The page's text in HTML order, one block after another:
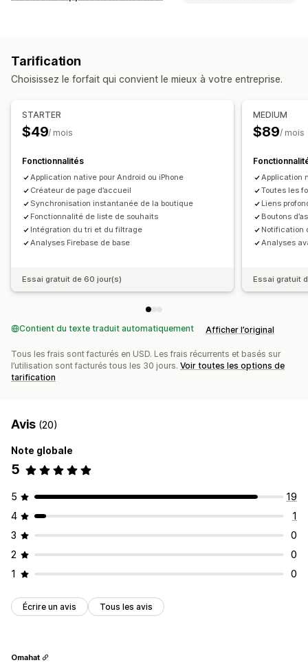
Connexion Page du panier
Éditeur avec fonction de glisser-déposer
Collections
Prévisualisation en temps réel
Synchronisation en temps réel
Notifications push
Panier abandonné Notifications automatiques
De retour en stock Géolocalisation
Personnalisation
Promotions Supports enrichis
Notifications personnalisées
Tarification
Choisissez le forfait qui convient le mieux à votre entreprise.
STARTER
$49/ mois
Fonctionnalités
Application native pour Android ou iPhone
Créateur de page d’accueil
Synchronisation instantanée de la boutique
Fonctionnalité de liste de souhaits
Intégration du tri et du filtrage
Analyses Firebase de base
Essai gratuit de 60 jour(s)
MEDIUM
$89/ mois
Application
Toutes les
Liens
Boutons
Notification
Analyses
Essai gratuit
Contient du texte traduit automatiquement Afficher l’original
Tous les frais sont facturés en USD. Les frais récurrents et basés sur
l’utilisation sont facturés tous les 30 jours. Voir toutes les options de
tarification
Avis (20)
Note globale
5
5
19
4
1
3
0
2
0
1
0
Écrire un avis Tous les avis
Omahat